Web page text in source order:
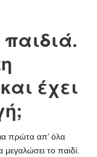
έχει
πρώτα απ’ όλα
το παιδί.